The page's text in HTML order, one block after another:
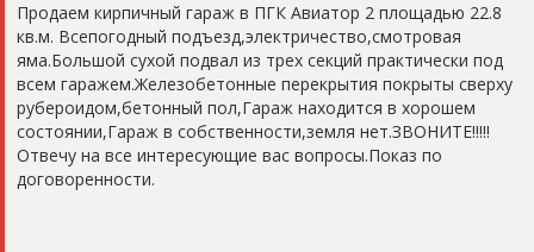
Продаем кирпичный гараж в ПГК Авиатор 2 площадью 22.8
кв.м. Всепогодный подъезд,электричество,смотровая
яма.Большой сухой подвал из трех секций практически под
всем гаражем.Железобетонные перекрытия покрыты сверху
рубероидом,бетонный пол,Гараж находится в хорошем
состоянии,Гараж в собственности,земля нет.ЗВОНИТЕ!!!!!
Отвечу на все интересующие вас вопросы.Показ по
договоренности.